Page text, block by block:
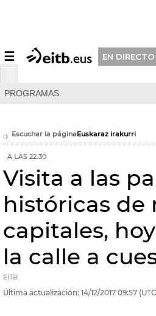
☰ EN DIRECTO
PROGRAMAS
Escuchar la páginaEuskaraz irakurri
A LAS 22:30
Visita a las
históricas de
capitales,
la calle a
EITB
Última actualización: 14/12/2017 09:57